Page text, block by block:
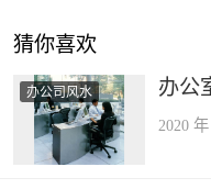
猜你喜欢
办公司风水 办公
2020